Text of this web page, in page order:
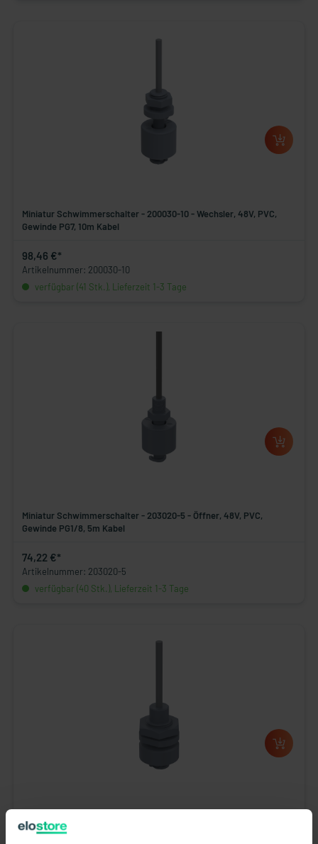
Miniatur Schwimmerschalter - 200030-10 - Wechsler, 48V, PVC,
Gewinde PG7, 10m Kabel
98,46 €*
Artikelnummer: 200030-10
verfügbar (41 Stk.), Lieferzeit 1-3 Tage
Miniatur Schwimmerschalter - 203020-5 - Öffner, 48V, PVC,
Gewinde PG1/8, 5m Kabel
74,22 €*
Artikelnummer: 203020-5
verfügbar (40 Stk.), Lieferzeit 1-3 Tage
Gewinde PG3/8, 5m Kabel